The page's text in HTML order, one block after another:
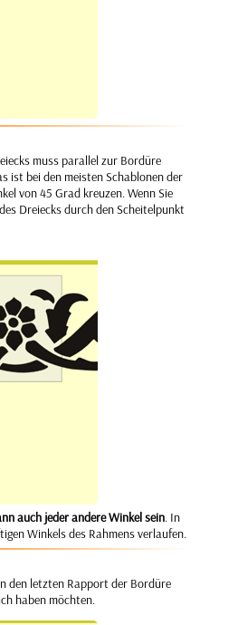
muss parallel zur Bordüre
ist bei den meisten Schablonen der
von 45 Grad kreuzen. Wenn Sie
Dreiecks durch den Scheitelpunkt
auch jeder andere Winkel sein. In
Winkels des Rahmens verlaufen.
den letzten Rapport der Bordüre
haben möchten.